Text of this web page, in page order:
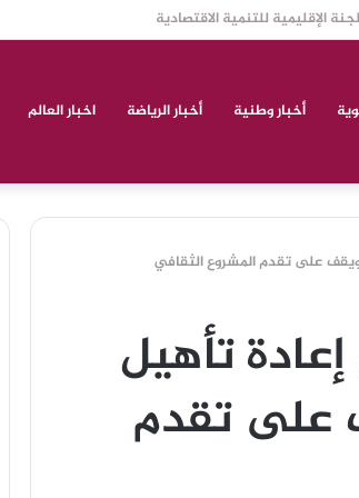
الأمازيغية
أخبار وطنية أخبار الرياضة اخبار العالم
ويقف على تقدم المشروع الثقافي
تأهيل
على تقدم